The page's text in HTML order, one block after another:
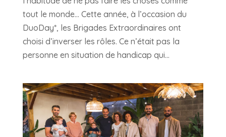
tout le monde… Cette année, à l’occasion du
DuoDay*, les Brigades Extraordinaires ont
choisi d’inverser les rôles. Ce n’était pas la
personne en situation de handicap qui...